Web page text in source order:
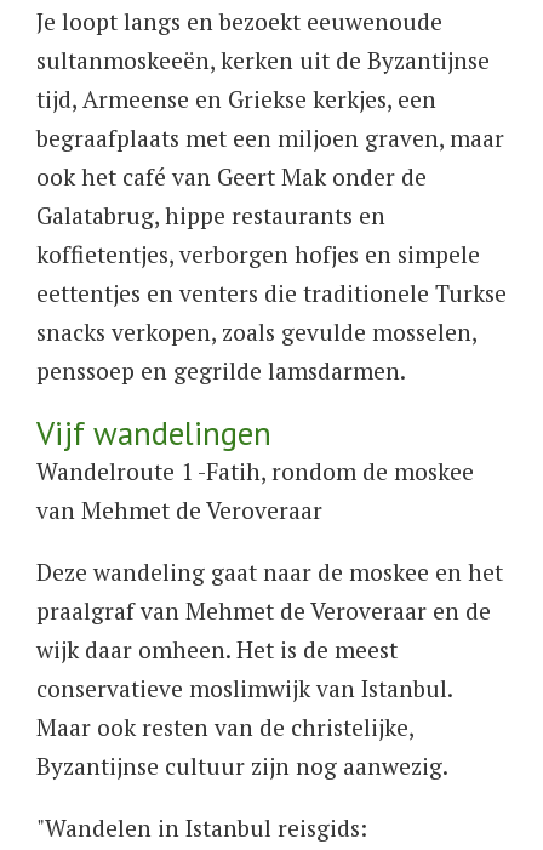
Je loopt langs en bezoekt eeuwenoude
sultanmoskeeën, kerken uit de Byzantijnse
tijd, Armeense en Griekse kerkjes, een
begraafplaats met een miljoen graven, maar
ook het café van Geert Mak onder de
Galatabrug, hippe restaurants en
koffietentjes, verborgen hofjes en simpele
eettentjes en venters die traditionele Turkse
snacks verkopen, zoals gevulde mosselen,
penssoep en gegrilde lamsdarmen.
Vijf wandelingen
Wandelroute 1 -Fatih, rondom de moskee
van Mehmet de Veroveraar
Deze wandeling gaat naar de moskee en het
praalgraf van Mehmet de Veroveraar en de
wijk daar omheen. Het is de meest
conservatieve moslimwijk van Istanbul.
Maar ook resten van de christelijke,
Byzantijnse cultuur zijn nog aanwezig.
"Wandelen in Istanbul reisgids: